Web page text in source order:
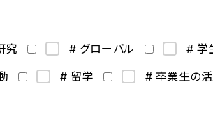
究 # グローバル
# 学
# 留学
# 卒業生の